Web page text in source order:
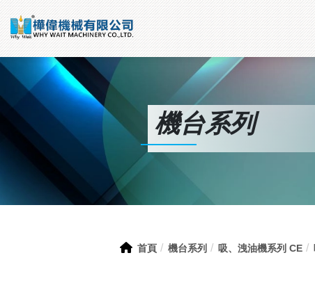
機台系列
首頁 機台系列 吸、洩油機系列 CE